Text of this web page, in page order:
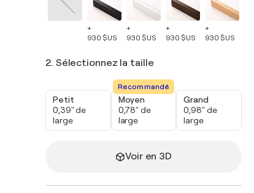
+
930 $US
+
930 $US
+
930 $US
+
930 $US
2. Sélectionnez la taille
Petit
0,39" de
large
Recommandé
Moyen
0,78" de
large
Grand
0,98" de
large
Voir en 3D